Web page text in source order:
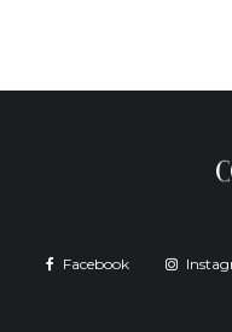
Facebook